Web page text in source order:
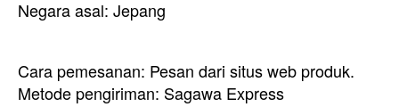
Negara asal: Jepang
Cara pemesanan: Pesan dari situs web produk.
Metode pengiriman: Sagawa Express